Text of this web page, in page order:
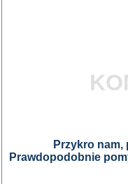
Przykro
Prawdopodobnie